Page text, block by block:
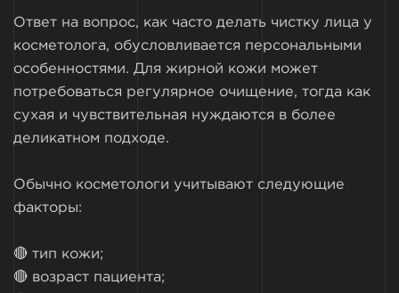
Ответ на вопрос, как часто делать чистку лица у
косметолога, обусловливается персональными
особенностями. Для жирной кожи может
потребоваться регулярное очищение, тогда как
сухая и чувствительная нуждаются в более
деликатном подходе.
Обычно косметологи учитывают следующие
факторы:
🔴 тип кожи;
🔴 возраст пациента;